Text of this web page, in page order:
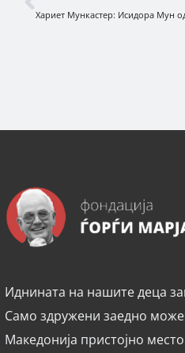
Хариет Мункастер: Исидора Мун
Иднината на нашите деца
Само здружени заедно
Македонија пристојно